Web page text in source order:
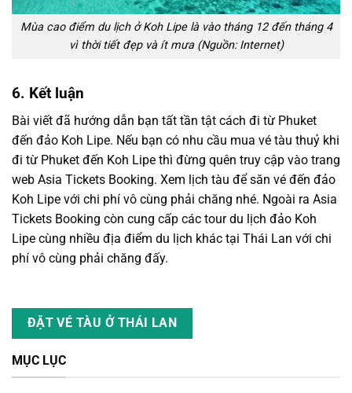
Mùa cao điểm du lịch ở Koh Lipe là vào tháng 12 đến tháng 4
vì thời tiết đẹp và ít mưa (Nguồn: Internet)
6. Kết luận
Bài viết đã hướng dẫn bạn tất tần tật cách đi từ Phuket
đến đảo Koh Lipe. Nếu bạn có nhu cầu mua vé tàu thuỷ khi
đi từ Phuket đến Koh Lipe thì đừng quên truy cập vào trang
web Asia Tickets Booking. Xem lịch tàu để săn vé đến đảo
Koh Lipe với chi phí vô cùng phải chăng nhé. Ngoài ra Asia
Tickets Booking còn cung cấp các tour du lịch đảo Koh
Lipe cùng nhiều địa điểm du lịch khác tại Thái Lan với chi
phí vô cùng phải chăng đấy.
ĐẶT VÉ TÀU Ở THÁI LAN
MỤC LỤC